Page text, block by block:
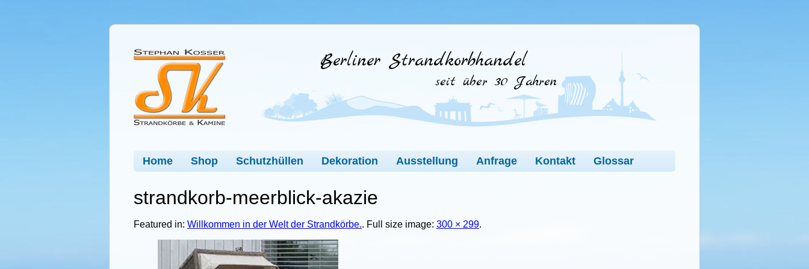
Berliner Strandkorbhandel
seit über 30 Jahren
Home Shop Schutzhüllen Dekoration Ausstellung Anfrage Kontakt Glossar
strandkorb-meerblick-akazie
Featured in: Willkommen in der Welt der Strandkörbe.. Full size image: 300 × 299.